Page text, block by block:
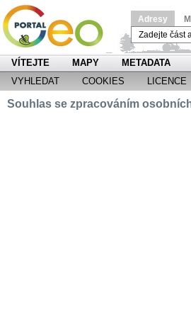
Adresy
VÍTEJTE MAPY METADATA
VYHLEDAT
COOKIES LICENCE
Souhlas se zpracováním